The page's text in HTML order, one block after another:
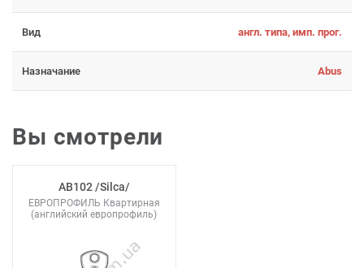
Вид англ. типа, имп. прог.
Назначание Abus
Вы смотрели
AB102 /Silca/
ЕВРОПРОФИЛЬ Квартирная
(английский европрофиль)